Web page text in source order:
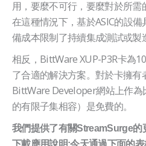
用，要麼不可行，要麼對於所需
在這種情況下，基於ASIC的設
備成本限制了持續集成測試或製
相反，BittWare XUP-P3R卡為
了合適的解決方案。對於卡擁
BittWare Developer網站上作為
的有限子集相容）是免費的。
我們提供了有關StreamSurge的
下載應用說明;今天通過下面的表